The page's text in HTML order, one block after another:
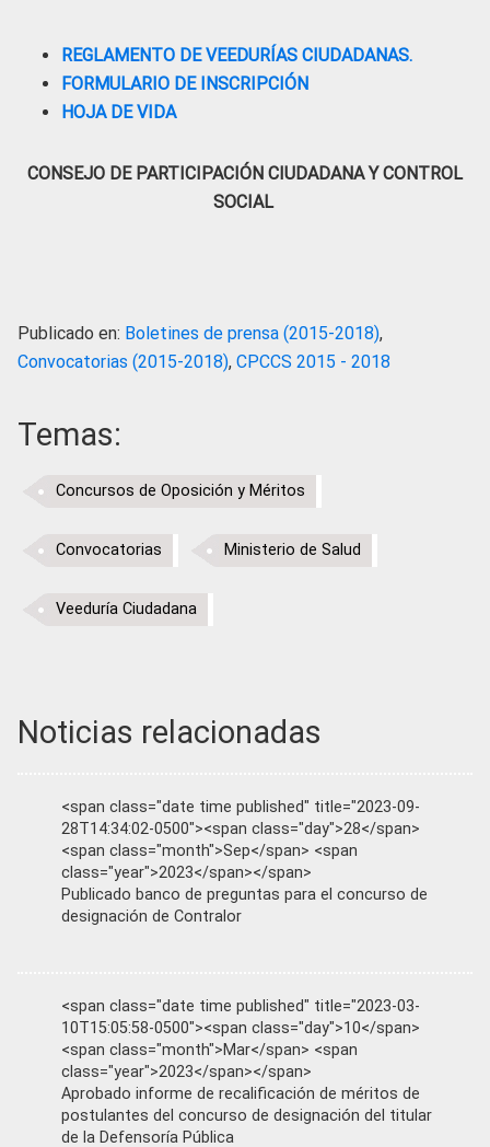
REGLAMENTO DE VEEDURÍAS CIUDADANAS.
FORMULARIO DE INSCRIPCIÓN
HOJA DE VIDA
CONSEJO DE PARTICIPACIÓN CIUDADANA Y CONTROL
SOCIAL
Publicado en: Boletines de prensa (2015-2018),
Convocatorias (2015-2018), CPCCS 2015 - 2018
Temas:
Concursos de Oposición y Méritos
Convocatorias Ministerio de Salud
Veeduría Ciudadana
Noticias relacionadas
<span class="date time published" title="2023-09-
28T14:34:02-0500"><span class="day">28</span>
<span class="month">Sep</span> <span
class="year">2023</span></span>
Publicado banco de preguntas para el concurso de
designación de Contralor
<span class="date time published" title="2023-03-
10T15:05:58-0500"><span class="day">10</span>
<span class="month">Mar</span> <span
class="year">2023</span></span>
Aprobado informe de recalificación de méritos de
postulantes del concurso de designación del titular
de la Defensoría Pública